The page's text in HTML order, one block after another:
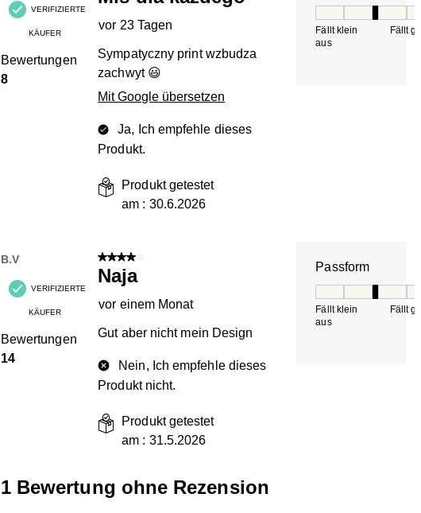
VERIFIZIERTE
KÄUFER
Bewertungen
8
vor 23 Tagen
Sympatyczny print wzbudza
zachwyt 😃
Mit Google übersetzen
Ja, Ich empfehle dieses
Produkt.
Produkt getestet
am : 30.6.2026
Fällt klein
aus
Fällt
B.V
VERIFIZIERTE
KÄUFER
Bewertungen
14
4 von 5 Sternen.
Naja
vor einem Monat
Gut aber nicht mein Design
Nein, Ich empfehle dieses
Produkt nicht.
Produkt getestet
am : 31.5.2026
Passform
Fällt klein
aus
Fällt
1 Bewertung ohne Rezension